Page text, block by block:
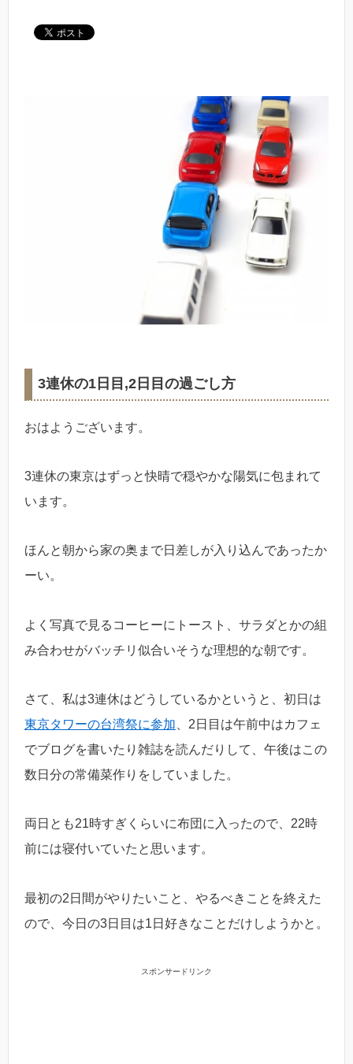
3連休の1日目,2日目の過ごし方
おはようございます。
3連休の東京はずっと快晴で穏やかな陽気に包まれて
います。
ほんと朝から家の奥まで日差しが入り込んであったか
ーい。
よく写真で見るコーヒーにトースト、サラダとかの組
み合わせがバッチリ似合いそうな理想的な朝です。
さて、私は3連休はどうしているかというと、初日は
東京タワーの台湾祭に参加 、2日目は午前中はカフェ
でブログを書いたり雑誌を読んだりして、午後はこの
数日分の常備菜作りをしていました。
両日とも21時すぎくらいに布団に入ったので、22時
前には寝付いていたと思います。
最初の2日間がやりたいこと、やるべきことを終えた
ので、今日の3日目は1日好きなことだけしようかと。
スポンサードリンク